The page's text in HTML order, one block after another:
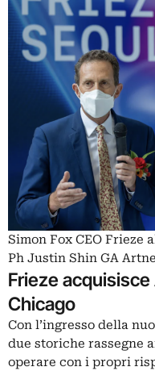
Simon Fox CEO Frieze
Ph Justin Shin GA
Frieze
Chicago
Con l’ingresso della
due storiche rassegne
operare con i propri